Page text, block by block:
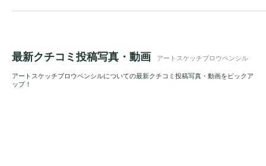
最新クチコミ投稿写真・動画 アートスケッチブロウペンシル
アートスケッチブロウペンシルについての最新クチコミ投稿写真・動画をピックア
ップ！